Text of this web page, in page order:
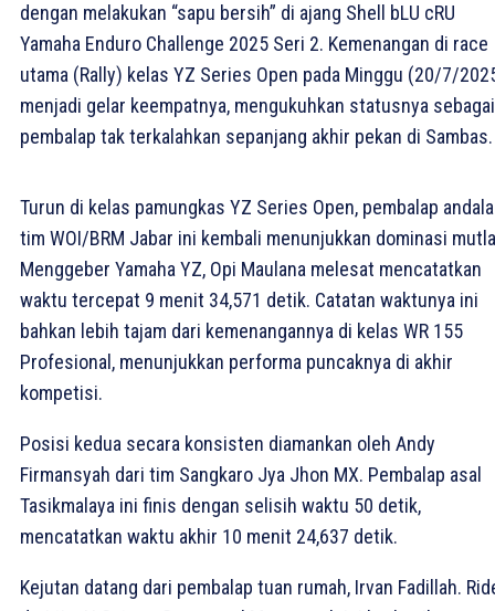
dengan melakukan “sapu bersih” di ajang Shell bLU cRU
Yamaha Enduro Challenge 2025 Seri 2. Kemenangan di race
utama (Rally) kelas YZ Series Open pada Minggu (20/7/
menjadi gelar keempatnya, mengukuhkan statusnya sebagai
pembalap tak terkalahkan sepanjang akhir pekan di Sambas.
Turun di kelas pamungkas YZ Series Open, pembalap
tim WOI/BRM Jabar ini kembali menunjukkan dominasi
Menggeber Yamaha YZ, Opi Maulana melesat mencatatkan
waktu tercepat 9 menit 34,571 detik. Catatan waktunya ini
bahkan lebih tajam dari kemenangannya di kelas WR 155
Profesional, menunjukkan performa puncaknya di akhir
kompetisi.
Posisi kedua secara konsisten diamankan oleh Andy
Firmansyah dari tim Sangkaro Jya Jhon MX. Pembalap asal
Tasikmalaya ini finis dengan selisih waktu 50 detik,
mencatatkan waktu akhir 10 menit 24,637 detik.
Kejutan datang dari pembalap tuan rumah, Irvan Fadillah.